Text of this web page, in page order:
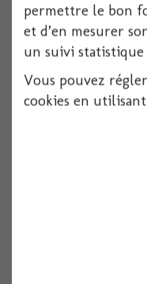
permettre le bon
et d’en mesurer
un suivi statistique
Vous pouvez
cookies en